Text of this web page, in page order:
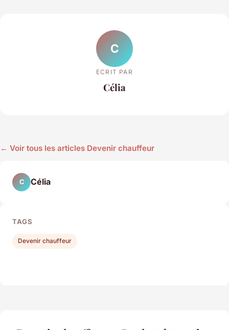
C
ECRIT PAR
Célia
← Voir tous les articles Devenir chauffeur
C Célia
TAGS
Devenir chauffeur